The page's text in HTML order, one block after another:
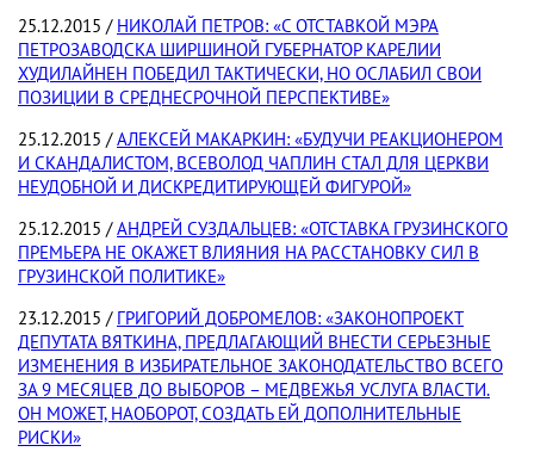
25.12.2015 / НИКОЛАЙ ПЕТРОВ: «С ОТСТАВКОЙ МЭРА
ПЕТРОЗАВОДСКА ШИРШИНОЙ ГУБЕРНАТОР КАРЕЛИИ
ХУДИЛАЙНЕН ПОБЕДИЛ ТАКТИЧЕСКИ, НО ОСЛАБИЛ СВОИ
ПОЗИЦИИ В СРЕДНЕСРОЧНОЙ ПЕРСПЕКТИВЕ»
25.12.2015 /АЛЕКСЕЙ МАКАРКИН: «БУДУЧИ РЕАКЦИОНЕРОМ
И СКАНДАЛИСТОМ, ВСЕВОЛОД ЧАПЛИН СТАЛ ДЛЯ ЦЕРКВИ
НЕУДОБНОЙ И ДИСКРЕДИТИРУЮЩЕЙ ФИГУРОЙ»
25.12.2015 /АНДРЕЙ СУЗДАЛЬЦЕВ: «ОТСТАВКА ГРУЗИНСКОГО
ПРЕМЬЕРА НЕ ОКАЖЕТ ВЛИЯНИЯ НА РАССТАНОВКУ СИЛ В
ГРУЗИНСКОЙ ПОЛИТИКЕ»
23.12.2015 / ГРИГОРИЙ ДОБРОМЕЛОВ: «ЗАКОНОПРОЕКТ
ДЕПУТАТА ВЯТКИНА, ПРЕДЛАГАЮЩИЙ ВНЕСТИ СЕРЬЕЗНЫЕ
ИЗМЕНЕНИЯ В ИЗБИРАТЕЛЬНОЕ ЗАКОНОДАТЕЛЬСТВО ВСЕГО
ЗА 9 МЕСЯЦЕВ ДО ВЫБОРОВ – МЕДВЕЖЬЯ УСЛУГА ВЛАСТИ.
ОН МОЖЕТ, НАОБОРОТ, СОЗДАТЬ ЕЙ ДОПОЛНИТЕЛЬНЫЕ
РИСКИ»